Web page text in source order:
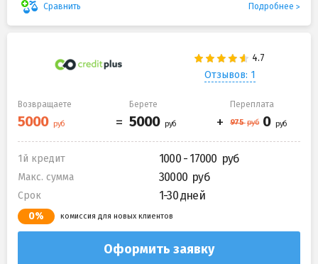
Сравнить Подробнее
Отзывов: 1
Возвращаете Берете Переплата
1й кредит 1000 - 17000
Макс. сумма 30000
Срок 1-30 дней
0% комиссия для новых клиентов
Оформить заявку